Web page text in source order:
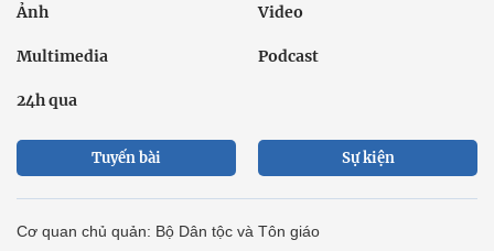
Ảnh Video
Multimedia Podcast
24h qua
Tuyến bài Sự kiện
Cơ quan chủ quản: Bộ Dân tộc và Tôn giáo